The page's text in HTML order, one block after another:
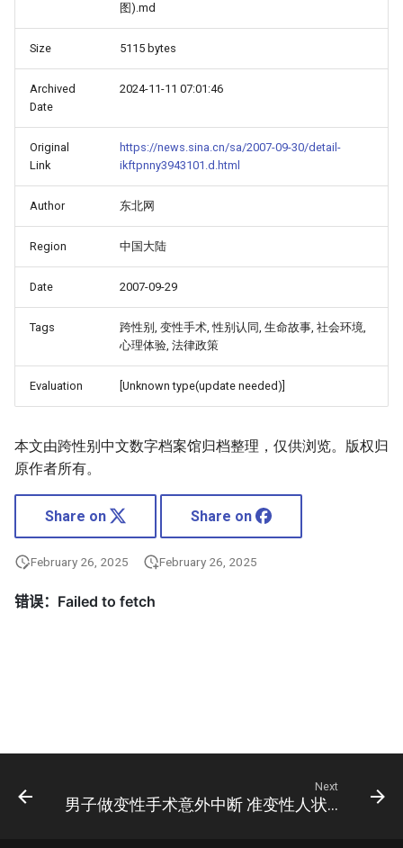
图).md
Size 5115 bytes
Archived
Date
2024-11-11 07:01:46
Original
Link
https://news.sina.cn/sa/2007-09-30/detail-
ikftpnny3943101.d.html
Author 东北网
Region 中国大陆
Date 2007-09-29
Tags
跨性别, 变性手术, 性别认同, 生命故事, 社会环境,
心理体验, 法律政策
Evaluation [Unknown type(update needed)]
本文由跨性别中文数字档案馆归档整理，仅供浏览。版权归
原作者所有。
Share on Share on
February 26, 2025 February 26, 2025
Next
男子做变性手术意外中断 准变性人状告医院